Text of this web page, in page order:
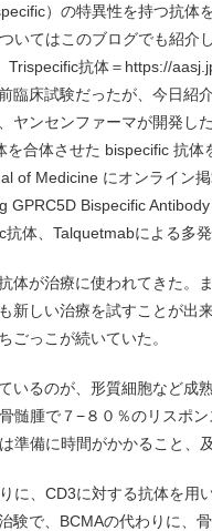
）の特異性を持つ抗体
いてはこのブログでも紹介
抗体＝https://
臨床試験だったが、今日紹
ヤンセンファーマが開発し
合体させた bispecific 抗
of Medicine にオンライン
GPRC5D Bispecific
体、Talquetmabによる多
体が治療に使われてきた。
新しい治療を試すことが出
ごっこが続いていた。
いるのが、形質細胞など成
髄腫で７−８０％のリスポ
準備に時間がかかること、
に、CD3に対する抗体を用
験で、BCMAの代わりに、